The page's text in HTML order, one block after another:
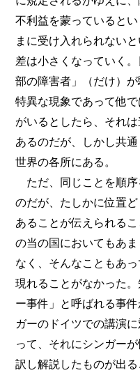
不利益を蒙っていると
まに受け入れられない
差は小さくなっていく
部の障害者」（だけ）
特異な現象であって他
がいるとしたら、それ
あるのだが、しかし共
世界の各所にある。
ただ、同じことを順序
のだが、たしかに位置
あることが伝えられる
の当の国においてもあ
なく、そんなこともあ
現れることがなかった
ー事件」と呼ばれる事
ガーのドイツでの講演
って、それにシンガー
訳し解説したものが出